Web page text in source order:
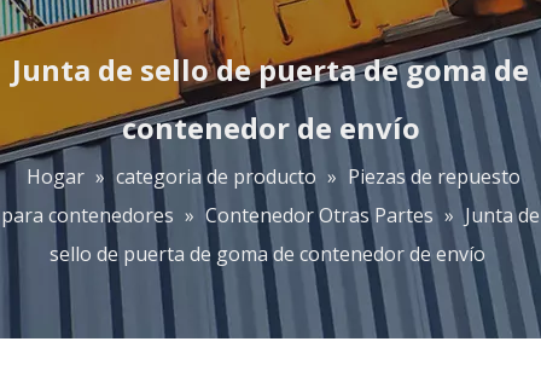
Junta de sello de puerta de goma de
contenedor de envío
Hogar » categoria de producto » Piezas de repuesto
para contenedores » Contenedor Otras Partes » Junta de
sello de puerta de goma de contenedor de envío